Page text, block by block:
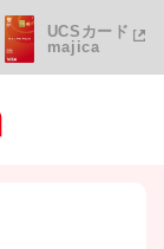
たな驚きを
UCSカード
majica